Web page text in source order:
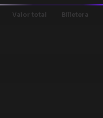
Valor total Billetera